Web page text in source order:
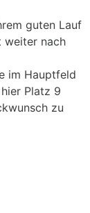
guten Lauf
weiter nach
im Hauptfeld
Platz 9
zu